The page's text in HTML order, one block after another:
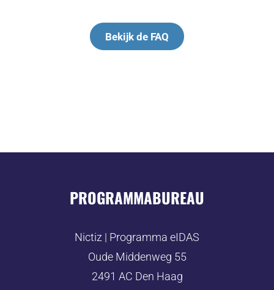
Bekijk de FAQ (opent
in
PROGRAMMABUREAU
Nictiz | Programma eIDAS
Oude Middenweg 55
2491 AC Den Haag